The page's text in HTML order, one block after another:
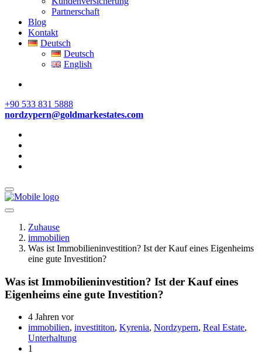
Partnerschaft
Blog
Kontakt
Deutsch
Deutsch
English
+90 533 831 5888
nordzypern@goldmarkestates.com
Zuhause
immobilien
Was ist Immobilieninvestition? Ist der Kauf eines Eigenheims
eine gute Investition?
Was ist Immobilieninvestition? Ist der Kauf eines
Eigenheims eine gute Investition?
4 Jahren vor
immobilien, investititon, Kyrenia, Nordzypern, Real Estate,
Unterhaltung
1